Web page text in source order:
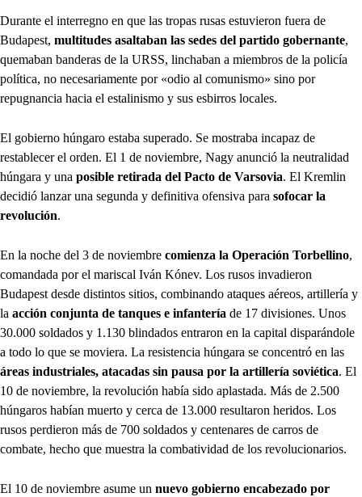
Durante el interregno en que las tropas rusas estuvieron fuera de
Budapest, multitudes asaltaban las sedes del partido gobernante,
quemaban banderas de la URSS, linchaban a miembros de la policía
política, no necesariamente por «odio al comunismo» sino por
repugnancia hacia el estalinismo y sus esbirros locales.
El gobierno húngaro estaba superado. Se mostraba incapaz de
restablecer el orden. El 1 de noviembre, Nagy anunció la neutralidad
húngara y una posible retirada del Pacto de Varsovia. El Kremlin
decidió lanzar una segunda y definitiva ofensiva para sofocar la
revolución.
En la noche del 3 de noviembre comienza la Operación Torbellino,
comandada por el mariscal Iván Kónev. Los rusos invadieron
Budapest desde distintos sitios, combinando ataques aéreos, artillería y
la acción conjunta de tanques e infantería de 17 divisiones. Unos
30.000 soldados y 1.130 blindados entraron en la capital disparándole
a todo lo que se moviera. La resistencia húngara se concentró en las
áreas industriales, atacadas sin pausa por la artillería soviética. El
10 de noviembre, la revolución había sido aplastada. Más de 2.500
húngaros habían muerto y cerca de 13.000 resultaron heridos. Los
rusos perdieron más de 700 soldados y centenares de carros de
combate, hecho que muestra la combatividad de los revolucionarios.
El 10 de noviembre asume un nuevo gobierno encabezado por